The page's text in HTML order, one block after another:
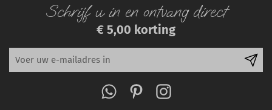
Schrijf u in en ontvang direct
€ 5,00 korting